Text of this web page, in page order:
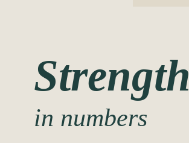
Strength
in numbers